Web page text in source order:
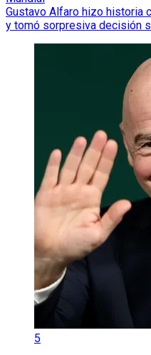
Gustavo Alfaro hizo historia
y tomó sorpresiva decisión
5